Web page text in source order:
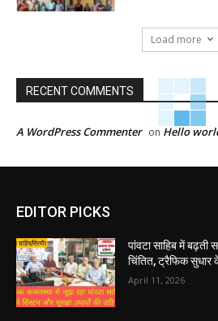
Load more
RECENT COMMENTS
A WordPress Commenter on Hello
EDITOR PICKS
पांवटा साहिब में
चिंतित, ट्रैफिक सुधार
April 11, 2026